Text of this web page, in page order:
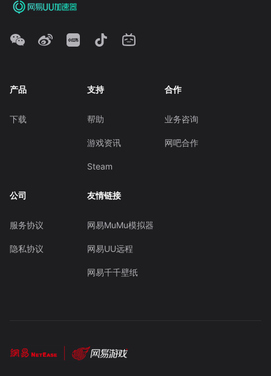
产品
下载
支持
帮助
游戏资讯
Steam
合作
业务咨询
网吧合作
公司
服务协议
隐私协议
友情链接
网易MuMu模拟器
网易UU远程
网易千千壁纸